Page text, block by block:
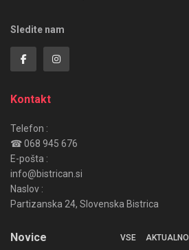
Sledite nam
Kontakt
Telefon :
☎ 068 945 676
E-pošta :
info@bistrican.si
Naslov :
Partizanska 24, Slovenska Bistrica
Novice VSE AKTUALNO